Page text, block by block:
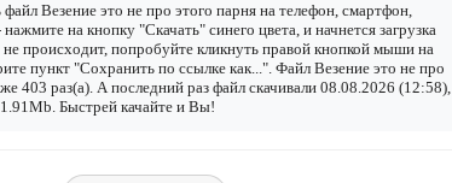
Везение это не про этого парня на телефон, смартфон,
на кнопку "Скачать" синего цвета, и начнется загрузка
не происходит, попробуйте кликнуть правой кнопкой мыши на
пункт "Сохранить по ссылке как...". Файл Везение это не про
403 раз(а). А последний раз файл скачивали 08.08.2026 (12:58),
Быстрей качайте и Вы!